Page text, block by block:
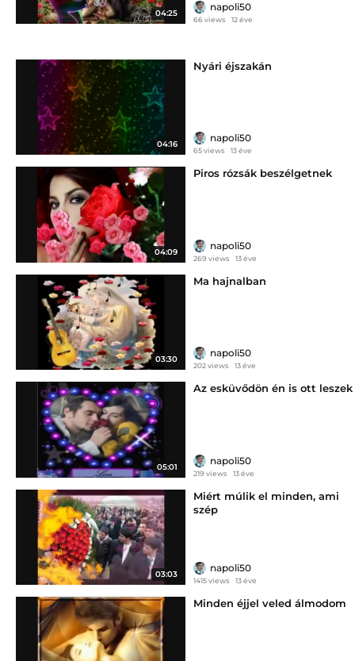
04:25
napoli50
66 views 12 éve
04:16
Nyári éjszakán
napoli50
65 views 13 éve
04:09
Piros rózsák beszélgetnek
napoli50
269 views 13 éve
03:30
Ma hajnalban
napoli50
202 views 13 éve
05:01
Az esküvődön én is ott leszek
napoli50
219 views 13 éve
03:03
Miért múlik el minden, ami
szép
napoli50
1415 views 13 éve
Minden éjjel veled álmodom